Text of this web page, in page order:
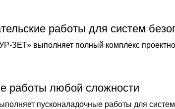
работы для систем
выполняет полный комплекс
работы любой сложности
пусконаладочные работы для